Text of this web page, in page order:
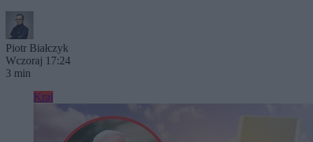
Piotr Białczyk
Wczoraj 17:24
3 min
Kraj